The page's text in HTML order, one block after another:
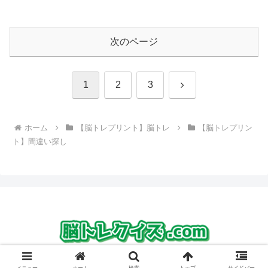
次のページ
1 2 3 次
ホーム 【脳トレプリント】脳トレ
【脳トレプリン
ト】間違い探し
© 2022 脳トレプリント【無料】｜脳トレクイズ.com.